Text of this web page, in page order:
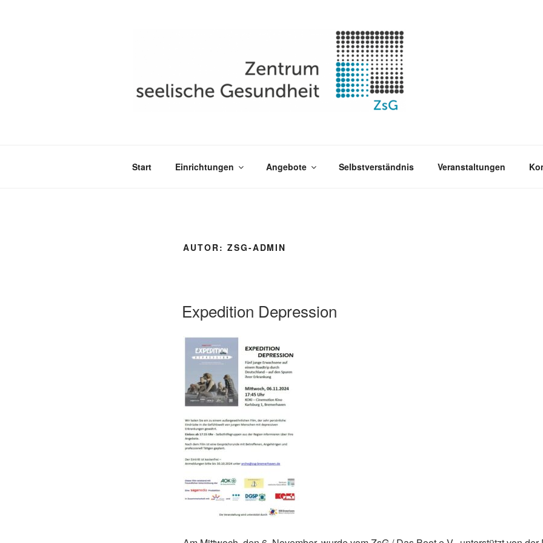
BREMERHAVEN
Start Einrichtungen Angebote Selbstverständnis Veranstaltungen
AUTOR: ZSG-ADMIN
Expedition Depression